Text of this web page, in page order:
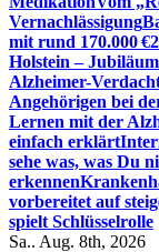
Vernachlässigung
mit rund 170.000 €
Holstein –
Alzheimer-
Angehörigen bei
Lernen mit der
einfach erklärt
sehe was, was Du
erkennen
vorbereitet auf
spielt Schlüsselrolle
Sa.. Aug. 8th, 2026